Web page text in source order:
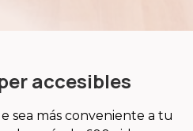
accesibles
sea más conveniente a tu